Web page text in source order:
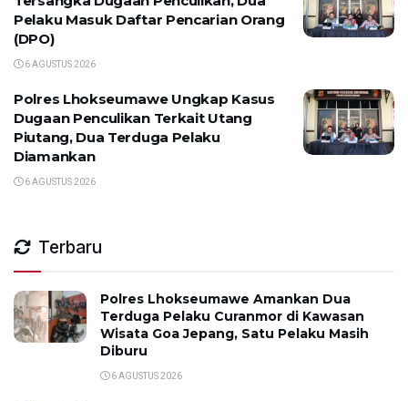
Pelaku Masuk Daftar Pencarian Orang
(DPO)
6 AGUSTUS 2026
Polres Lhokseumawe Ungkap Kasus
Dugaan Penculikan Terkait Utang
Piutang, Dua Terduga Pelaku
Diamankan
6 AGUSTUS 2026
Terbaru
Polres Lhokseumawe Amankan Dua
Terduga Pelaku Curanmor di Kawasan
Wisata Goa Jepang, Satu Pelaku Masih
Diburu
6 AGUSTUS 2026